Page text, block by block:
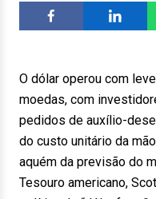
O dólar operou com
moedas, com
pedidos de auxílio-
do custo unitário da
aquém da previsão do
Tesouro americano,